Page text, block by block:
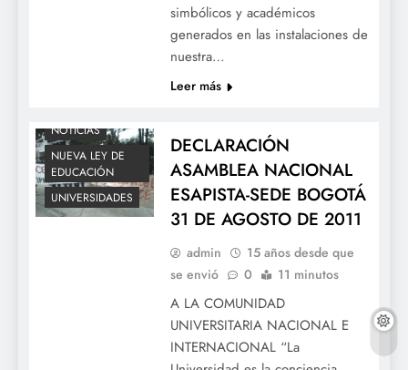
simbólicos y académicos
generados en las instalaciones de
nuestra…
Leer más
NOTICIAS
NUEVA LEY DE
EDUCACIÓN
UNIVERSIDADES
DECLARACIÓN
ASAMBLEA NACIONAL
ESAPISTA-SEDE BOGOTÁ
31 DE AGOSTO DE 2011
admin
15 años desde que
se envió
0 11 minutos
A LA COMUNIDAD
UNIVERSITARIA NACIONAL E
INTERNACIONAL “La